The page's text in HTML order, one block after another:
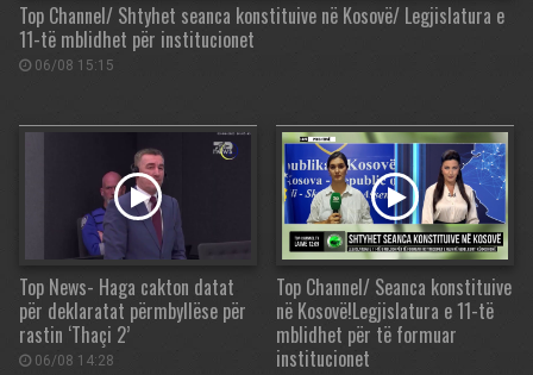
Top Channel/ Shtyhet seanca konstituive në Kosovë/ Legjislatura e
11-të mblidhet për institucionet
06/08 15:15
Top News- Haga cakton datat
për deklaratat përmbyllëse për
rastin ‘Thaçi 2’
06/08 14:28
Top Channel/ Seanca konstituive
në Kosovë!Legjislatura e 11-të
mblidhet për të formuar
institucionet